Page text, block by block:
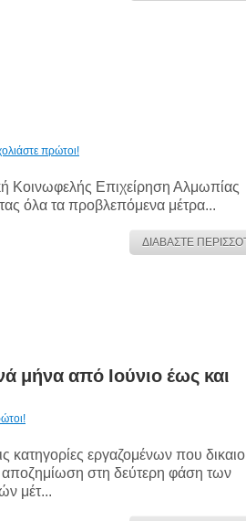
πρώτοι!
Κοινωφελής Επιχείρηση Αλμωπίας
όλα τα προβλεπόμενα μέτρα...
ΔΙΑΒΑΣΤΕ
μήνα από Ιούνιο έως και
κατηγορίες εργαζομένων που
αποζημίωση στη δεύτερη φάση των
μέτ...